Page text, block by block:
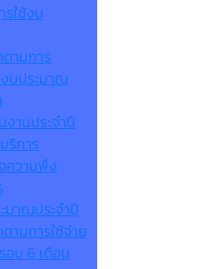
รใช้งบ
ามการ
งบประมาณ
งานประจำปี
ริการ
ความพึง
มาณประจำปี
ามการใช้จ่าย
อบ 6 เดือน